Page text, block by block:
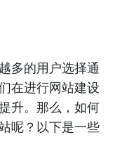
多的用户选择通
在进行网站建设
升。那么，如何
呢？以下是一些